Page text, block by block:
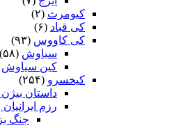
کیومرث (۲)
کی قباد (۶)
کی کاووس (۹۳)
سیاوش (۵۸)
کین سیاوش
کیخسرو (۲۵۴)
داستان
رزم ایرانیان
جنگ